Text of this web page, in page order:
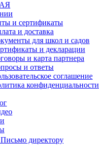
и сертификаты
и доставка
для школ и садов
и декларации
и карта партнера
и ответы
соглашение
конфиденциальности
директору